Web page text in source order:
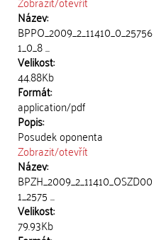
Název:
BPPO_2009_2_11410_0_25756
1_0_8 ...
Velikost:
44.88Kb
Formát:
application/pdf
Popis:
Posudek oponenta
Zobrazit/otevřít
Název:
BPZH_2009_2_11410_OSZD00
1_2575 ...
Velikost:
79.93Kb